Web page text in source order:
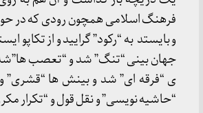
فرهنگ اسلامی همچون رودی که در
و بایستد به “رکود” گرایید و از تکاپو
جهان بینی “تنگ” شد و “تعصب
ی “فرقه ای” شد و بینش ها “قشری” و
“حاشیه نویسی” و نقل قول و “تکرار